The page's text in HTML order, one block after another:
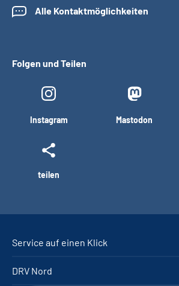
Alle Kontaktmöglichkeiten
Folgen und Teilen
Instagram Mastodon
teilen
Service auf einen Klick
DRV Nord